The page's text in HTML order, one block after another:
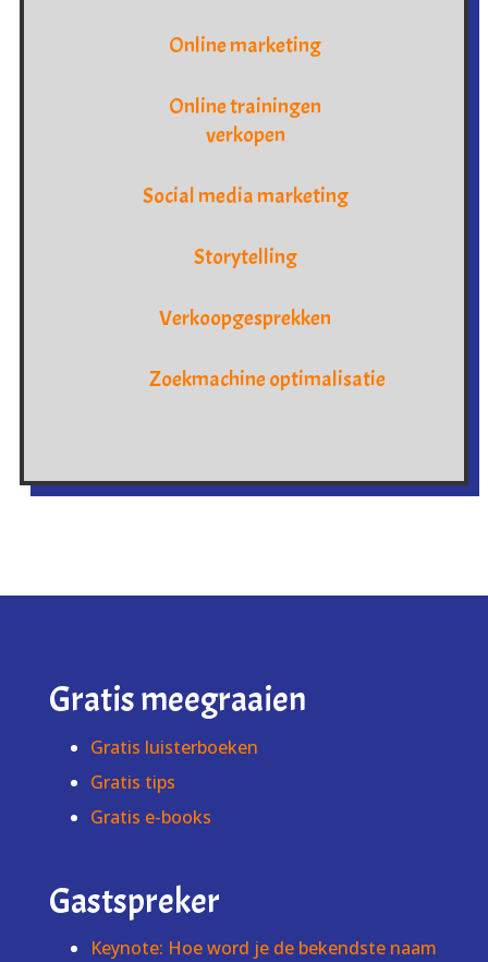
Online marketing
Online trainingen
verkopen
Social media marketing
Storytelling
Verkoopgesprekken
Zoekmachine optimalisatie
Gratis meegraaien
Gratis luisterboeken
Gratis tips
Gratis e-books
Gastspreker
Keynote: Hoe word je de bekendste naam